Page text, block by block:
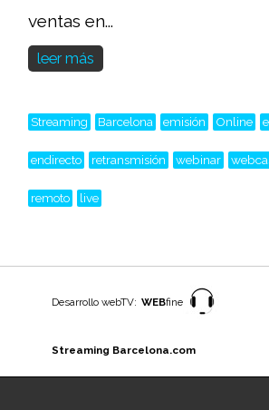
ventas en...
leer más
Streaming Barcelona emisión Online
endirecto retransmisión webinar
remoto live
Desarrollo webTV: WEBfine
Streaming Barcelona.com